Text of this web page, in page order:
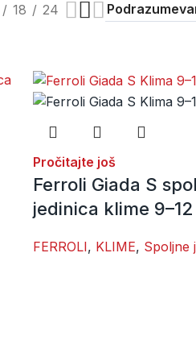
18 24
Pročitajte još
Ferroli Giada S
jedinica klime 9–12
FERROLI, KLIME, Spoljne